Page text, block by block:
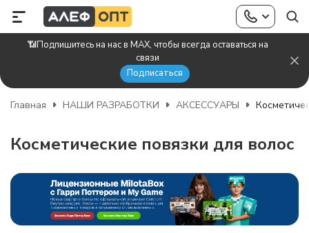
📶Подпишитесь на нас в MAX, чтобы всегда оставаться на
связи
Подписаться
Главная НАШИ РАЗРАБОТКИ АКСЕССУАРЫ
Косметические повязки для волос